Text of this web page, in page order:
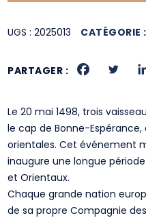
UGS :2025013 CATÉGORIE
PARTAGER :
Le 20 mai 1498, trois
le cap de Bonne-
orientales. Cet événement
inaugure une longue
et Orientaux.
Chaque grande nation
de sa propre Compagnie